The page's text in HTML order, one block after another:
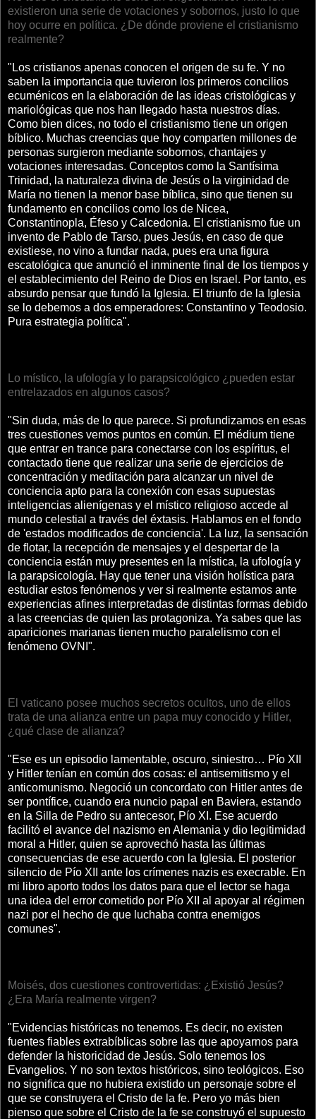
existieron una serie de votaciones y sobornos, justo lo que
hoy ocurre en política. ¿De dónde proviene el cristianismo
realmente?
"Los cristianos apenas conocen el origen de su fe. Y no
saben la importancia que tuvieron los primeros concilios
ecuménicos en la elaboración de las ideas cristológicas y
mariológicas que nos han llegado hasta nuestros días.
Como bien dices, no todo el cristianismo tiene un origen
bíblico. Muchas creencias que hoy comparten millones de
personas surgieron mediante sobornos, chantajes y
votaciones interesadas. Conceptos como la Santísima
Trinidad, la naturaleza divina de Jesús o la virginidad de
María no tienen la menor base bíblica, sino que tienen su
fundamento en concilios como los de Nicea,
Constantinopla, Éfeso y Calcedonia. El cristianismo fue un
invento de Pablo de Tarso, pues Jesús, en caso de que
existiese, no vino a fundar nada, pues era una figura
escatológica que anunció el inminente final de los tiempos y
el establecimiento del Reino de Dios en Israel. Por tanto, es
absurdo pensar que fundó la Iglesia. El triunfo de la Iglesia
se lo debemos a dos emperadores: Constantino y Teodosio.
Pura estrategia política".
Lo místico, la ufología y lo parapsicológico ¿pueden estar
entrelazados en algunos casos?
"Sin duda, más de lo que parece. Si profundizamos en esas
tres cuestiones vemos puntos en común. El médium tiene
que entrar en trance para conectarse con los espíritus, el
contactado tiene que realizar una serie de ejercicios de
concentración y meditación para alcanzar un nivel de
conciencia apto para la conexión con esas supuestas
inteligencias alienígenas y el místico religioso accede al
mundo celestial a través del éxtasis. Hablamos en el fondo
de 'estados modificados de conciencia'. La luz, la sensación
de flotar, la recepción de mensajes y el despertar de la
conciencia están muy presentes en la mística, la ufología y
la parapsicología. Hay que tener una visión holística para
estudiar estos fenómenos y ver si realmente estamos ante
experiencias afines interpretadas de distintas formas debido
a las creencias de quien las protagoniza. Ya sabes que las
apariciones marianas tienen mucho paralelismo con el
fenómeno OVNI".
El vaticano posee muchos secretos ocultos, uno de ellos
trata de una alianza entre un papa muy conocido y Hitler,
¿qué clase de alianza?
"Ese es un episodio lamentable, oscuro, siniestro… Pío XII
y Hitler tenían en común dos cosas: el antisemitismo y el
anticomunismo. Negoció un concordato con Hitler antes de
ser pontífice, cuando era nuncio papal en Baviera, estando
en la Silla de Pedro su antecesor, Pío XI. Ese acuerdo
facilitó el avance del nazismo en Alemania y dio legitimidad
moral a Hitler, quien se aprovechó hasta las últimas
consecuencias de ese acuerdo con la Iglesia. El posterior
silencio de Pío XII ante los crímenes nazis es execrable. En
mi libro aporto todos los datos para que el lector se haga
una idea del error cometido por Pío XII al apoyar al régimen
nazi por el hecho de que luchaba contra enemigos
comunes".
Moisés, dos cuestiones controvertidas: ¿Existió Jesús?
¿Era María realmente virgen?
"Evidencias históricas no tenemos. Es decir, no existen
fuentes fiables extrabíblicas sobre las que apoyarnos para
defender la historicidad de Jesús. Solo tenemos los
Evangelios. Y no son textos históricos, sino teológicos. Eso
no significa que no hubiera existido un personaje sobre el
que se construyera el Cristo de la fe. Pero yo más bien
pienso que sobre el Cristo de la fe se construyó el supuesto